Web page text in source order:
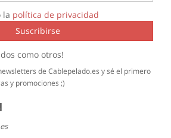
la política de privacidad
Suscribirse
como otros!
de Cablepelado.es y sé el primero
y promociones ;)